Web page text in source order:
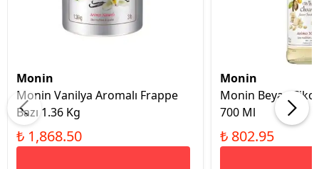
Monin
Monin Vanilya Aromalı Frappe
Bazı 1.36 Kg
₺ 1,868.50
Monin
Monin Beyaz
700 Ml
₺ 802.95